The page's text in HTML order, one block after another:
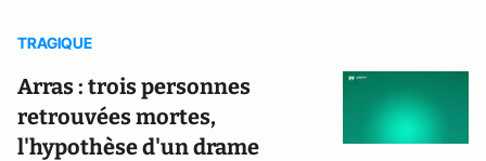
TRAGIQUE
Arras : trois personnes
retrouvées mortes,
l'hypothèse d'un drame